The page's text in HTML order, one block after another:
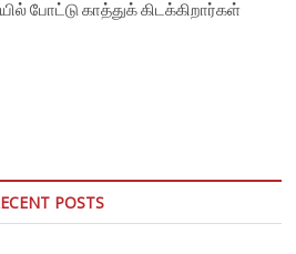
போட்டு காத்துக் கிடக்கிறார்கள்
POSTS